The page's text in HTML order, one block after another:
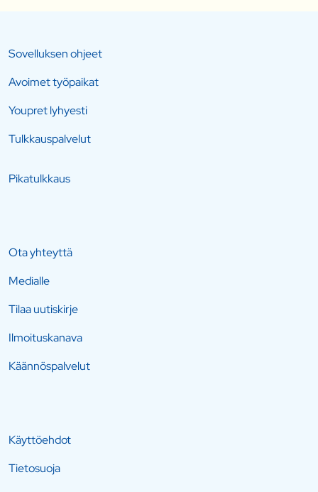
Sovelluksen ohjeet
Avoimet työpaikat
Youpret lyhyesti
Tulkkauspalvelut
Pikatulkkaus
Ota yhteyttä
Medialle
Tilaa uutiskirje
Ilmoituskanava
Käännöspalvelut
Käyttöehdot
Tietosuoja